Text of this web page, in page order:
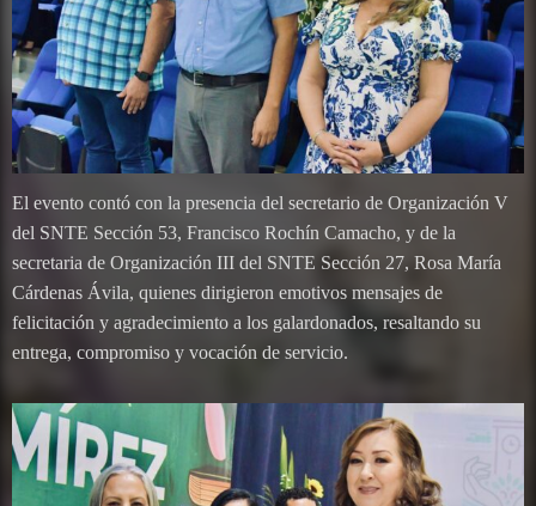
El evento contó con la presencia del secretario de Organización V
del SNTE Sección 53, Francisco Rochín Camacho, y de la
secretaria de Organización III del SNTE Sección 27, Rosa María
Cárdenas Ávila, quienes dirigieron emotivos mensajes de
felicitación y agradecimiento a los galardonados, resaltando su
entrega, compromiso y vocación de servicio.